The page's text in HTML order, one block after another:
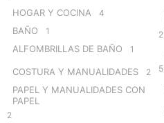
HOGAR Y COCINA 4
BAÑO 1
ALFOMBRILLAS DE BAÑO 1
COSTURA Y MANUALIDADES 2
PAPEL Y MANUALIDADES CON
PAPEL
2
2
5